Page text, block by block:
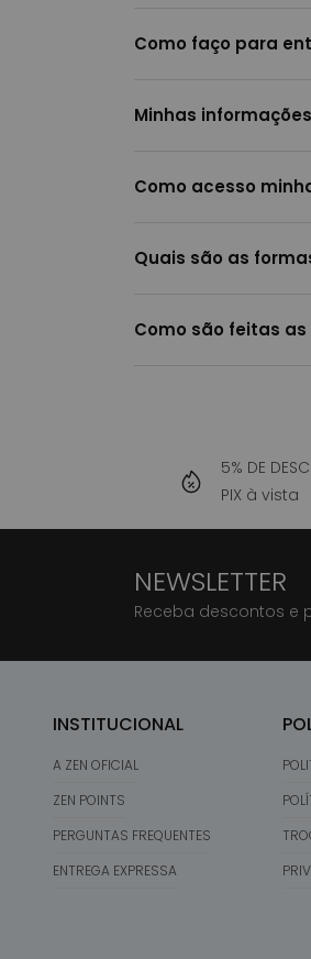
Como faço para
Minhas
Como acesso
Quais são as
Como são feitas
5% DE
PIX à vista
NEWSLETTER
Receba descontos e
INSTITUCIONAL
A ZEN OFICIAL
ZEN POINTS
PERGUNTAS FREQUENTES
ENTREGA EXPRESSA